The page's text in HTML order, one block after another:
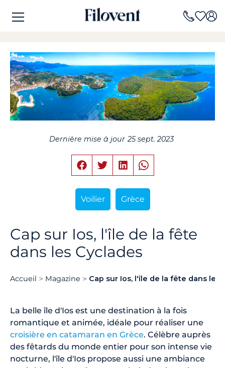
Dernière mise à jour 25 sept. 2023
Voilier Grèce
Cap sur Ios, l'île de la fête
dans les Cyclades
Accueil Magazine Cap sur Ios, l'île de la fête dans les
La belle île d'Ios est une destination à la fois
romantique et animée, idéale pour réaliser une
croisière en catamaran en Grèce. Célèbre auprès
des fêtards du monde entier pour son intense vie
nocturne, l'île d'Ios propose aussi une ambiance